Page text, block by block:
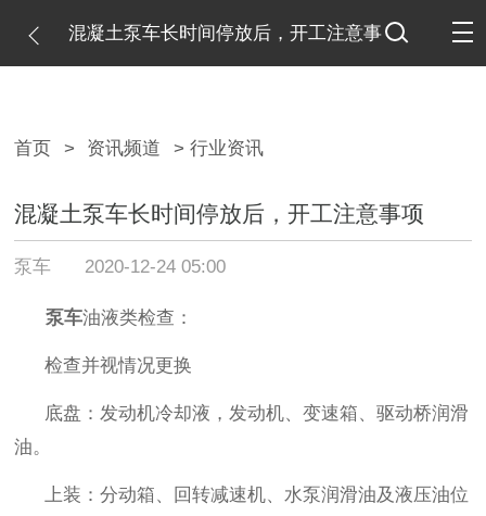
混凝土泵车长时间停放后，开工注意事
首页 > 资讯频道 > 行业资讯
混凝土泵车长时间停放后，开工注意事项
泵车 2020-12-24 05:00
泵车油液类检查：
检查并视情况更换
底盘：发动机冷却液，发动机、变速箱、驱动桥润滑
油。
上装：分动箱、回转减速机、水泵润滑油及液压油位